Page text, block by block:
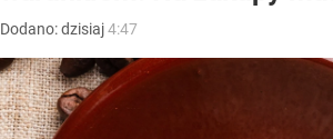
Dodano:dzisiaj4:47